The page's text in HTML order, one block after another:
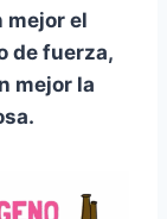
mejor el
de fuerza,
mejor la